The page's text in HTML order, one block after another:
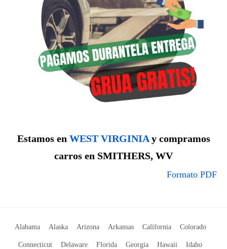
Estamos en WEST VIRGINIAy compramos
carros en SMITHERS, WV
Formato PDF
Alabama Alaska Arizona Arkansas California Colorado
Connecticut Delaware Florida Georgia Hawaii Idaho